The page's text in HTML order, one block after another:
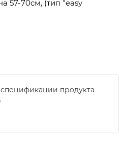
57-70cм, (тип "easy
продукта